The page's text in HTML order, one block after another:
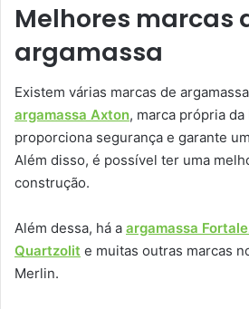
Melhores marcas
argamassa
Existem várias marcas de
argamassa Axton, marca própria
proporciona segurança e garante
Além disso, é possível ter uma
construção.
Além dessa, há a argamassa
Quartzolit e muitas outras marcas
Merlin.